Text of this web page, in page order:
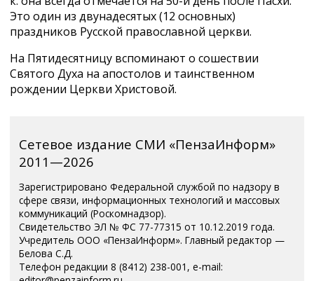
Это один из двунадесятых (12 основных)
праздников Русской православной церкви.
На Пятидесятницу вспоминают о сошествии
Святого Духа на апостолов и таинственном
рождении Церкви Христовой.
Сетевое издание СМИ «ПензаИнформ»
2011—2026
Зарегистрировано Федеральной службой по надзору в
сфере связи, информационных технологий и массовых
коммуникаций (Роскомнадзор).
Свидетельство ЭЛ № ФС 77-77315 от 10.12.2019 года.
Учредитель ООО «ПензаИнформ». Главный редактор —
Белова С.Д.
Телефон редакции 8 (8412) 238-001, e-mail: